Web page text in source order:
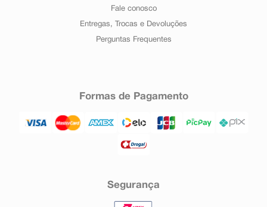
Fale conosco
Entregas, Trocas e Devoluções
Perguntas Frequentes
Formas de Pagamento
Segurança